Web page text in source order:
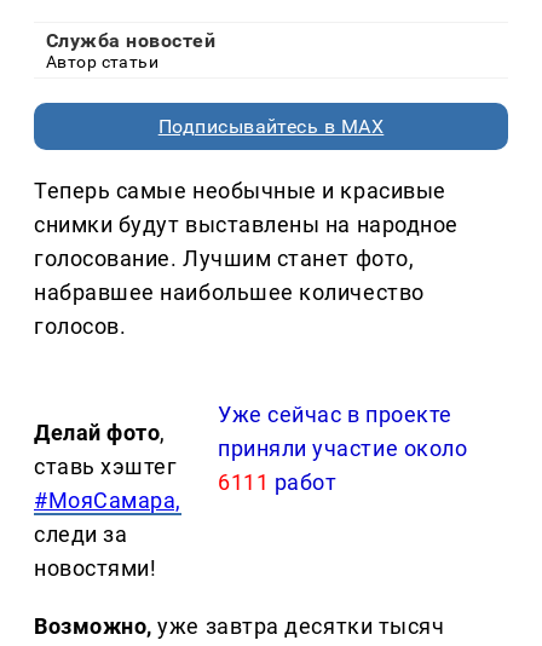
Служба новостей
Автор статьи
Подписывайтесь в MAX
Теперь самые необычные и красивые
снимки будут выставлены на народное
голосование. Лучшим станет фото,
набравшее наибольшее количество
голосов.
Уже сейчас в проекте
приняли участие около
6111 работ
Делай фото,
ставь хэштег
#МояСамара,
следи за
новостями!
Возможно, уже завтра десятки тысяч